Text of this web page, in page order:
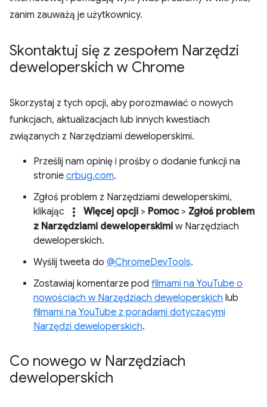
zanim zauważą je użytkownicy.
Skontaktuj się z zespołem Narzędzi
deweloperskich w Chrome
Skorzystaj z tych opcji, aby porozmawiać o nowych
funkcjach, aktualizacjach lub innych kwestiach
związanych z Narzędziami deweloperskimi.
Prześlij nam opinię i prośby o dodanie funkcji na
stronie crbug.com.
Zgłoś problem z Narzędziami deweloperskimi,
klikając
more_vert Więcej opcji > Pomoc> Zgłoś problem
z Narzędziami deweloperskimi w Narzędziach
deweloperskich.
Wyślij tweeta do @ChromeDevTools.
Zostawiaj komentarze pod filmami na YouTube o
nowościach w Narzędziach deweloperskich lub
filmami na YouTube z poradami dotyczącymi
Narzędzi deweloperskich.
Co nowego w Narzędziach
deweloperskich